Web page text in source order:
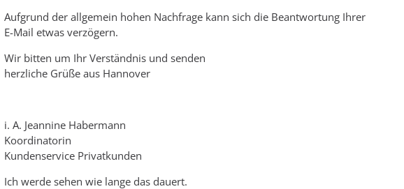
Aufgrund der allgemein hohen Nachfrage kann sich die Beantwortung Ihrer
E-Mail etwas verzögern.
Wir bitten um Ihr Verständnis und senden
herzliche Grüße aus Hannover
i. A. Jeannine Habermann
Koordinatorin
Kundenservice Privatkunden
Ich werde sehen wie lange das dauert.